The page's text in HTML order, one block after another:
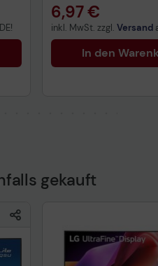
6,97 €
inkl. MwSt. zzgl. Versand
In den
gekauft